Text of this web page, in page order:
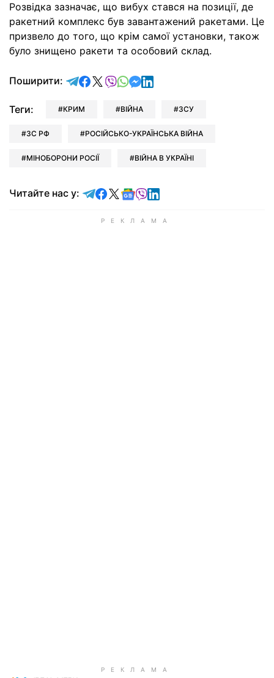
Розвідка зазначає, що вибух стався на позиції, де
ракетний комплекс був завантажений ракетами. Це
призвело до того, що крім самої установки, також
було знищено ракети та особовий склад.
Поширити: відправити у Telegram
поділитись у Facebook
поділитись у X
відправити у Viber
відправити у Whatsapp
відправити у Messenger
відправити у LinkedIn
Теги: КРИМ ВІЙНА ЗСУ
ЗС РФ РОСІЙСЬКО-УКРАЇНСЬКА ВІЙНА
МІНОБОРОНИ РОСІЇ ВІЙНА В УКРАЇНІ
Читайте нас у: Читайте у Telegram
Читайте у Facebook
Читайте у X
Читайте у Google news
Читайте у Viber
Читайте у LinkedIn